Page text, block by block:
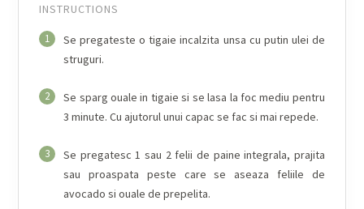
INSTRUCTIONS
1
Se pregateste o tigaie incalzita unsa cu putin ulei de
struguri.
2
Se sparg ouale in tigaie si se lasa la foc mediu pentru
3 minute. Cu ajutorul unui capac se fac si mai repede.
3
Se pregatesc 1 sau 2 felii de paine integrala, prajita
sau proaspata peste care se aseaza feliile de
avocado si ouale de prepelita.